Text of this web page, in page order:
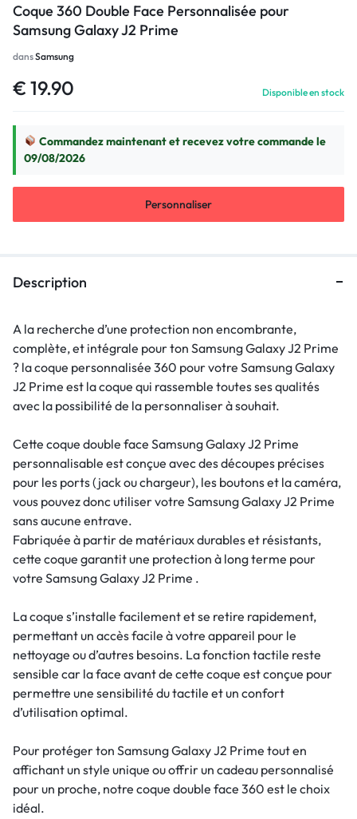
Coque 360 Double Face Personnalisée pour
Samsung Galaxy J2 Prime
dansSamsung
€ 19.90 Disponible en stock
Commandez maintenant et recevez votre commande le
09/08/2026
Personnaliser
Description
A la recherche d’une protection non encombrante,
complète, et intégrale pour ton Samsung Galaxy J2 Prime
? la coque personnalisée 360 pour votre Samsung Galaxy
J2 Prime est la coque qui rassemble toutes ses qualités
avec la possibilité de la personnaliser à souhait.
Cette coque double face Samsung Galaxy J2 Prime
personnalisable est conçue avec des découpes précises
pour les ports (jack ou chargeur), les boutons et la caméra,
vous pouvez donc utiliser votre Samsung Galaxy J2 Prime
sans aucune entrave.
Fabriquée à partir de matériaux durables et résistants,
cette coque garantit une protection à long terme pour
votre Samsung Galaxy J2 Prime .
La coque s’installe facilement et se retire rapidement,
permettant un accès facile à votre appareil pour le
nettoyage ou d’autres besoins. La fonction tactile reste
sensible car la face avant de cette coque est conçue pour
permettre une sensibilité du tactile et un confort
d’utilisation optimal.
Pour protéger ton Samsung Galaxy J2 Prime tout en
affichant un style unique ou offrir un cadeau personnalisé
pour un proche, notre coque double face 360 est le choix
idéal.